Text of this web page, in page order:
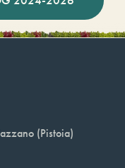
(Pistoia)